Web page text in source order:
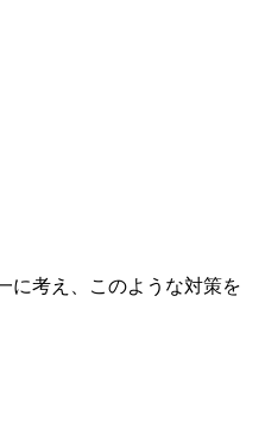
に考え、このような対策を